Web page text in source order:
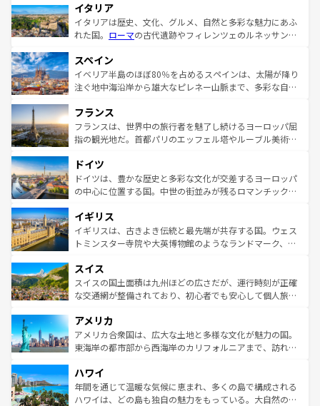
イタリア
イタリアは歴史、文化、グルメ、自然と多彩な魅力にあふ
れた国。 ローマの古代遺跡やフィレンツェのルネッサンス
ろん、トスカーナの美しい田園風景やアマルフィ海岸の絶
景など、自然景観も見逃せない。観光の合間には、本場の
ピザやパスタなど、絶品のイタリア料理を堪能することも
ませてくれるイタリアで、忘れられない旅をしてみよう！
なお、新着のイタリア情報はコンテンツ一覧 を参照してほ
しい。
スペイン
イベリア半島のほぼ80％を占めるスペインは、太陽が降り
注ぐ地中海沿岸から雄大なピレネー山脈まで、多彩な自然
文化が根付くこの国では、情熱的なフラメンコ、熱気あふ
れる闘牛、そして美味しいタパスが生活の一部となってい
る。首都マドリードの洗練された雰囲気や、バルセロナの
の城塞都市、穏やかなビーチリゾートまで多彩な表情を見
せる。地方によって風土や気候が異なるスペインはその個
性で訪れる人を魅了する。 なお、新着のスペイン情報はコ
フランス
フランスは、世界中の旅行者を魅了し続けるヨーロッパ屈
指の観光地だ。首都パリのエッフェル塔やルーブル美術館
で、幅広い魅力が詰まっている。華麗な宮殿、歴史的な大
聖堂、美しいビーチ、そして豊かな自然が、訪れる者を心
から魅了する。また、フランスは美食の国としても知ら
いる。シャンパンの発祥地であるランス、プロヴァンスの
香り高いラベンダー畑など、多彩な楽しみ方が可能だ。さ
らに、パリ以外の地域にも魅力が溢れており、どの街角に
れる地方に足を運ぶとそれぞれで全く異なる文化を体験で
きるだろう。 なお、新着のフランス情報はコンテンツ一覧
を参照してほしい。
ドイツ
ドイツは、豊かな歴史と多彩な文化が交差するヨーロッパ
の中心に位置する国。中世の街並みが残るロマンチック街
顔を持つこの国は、どこを歩いても飽きることがない。ベ
ルリンの文化的活気、バイエルン州のアルプスの絶景、そ
してライン川沿いのワイン畑といった風景は必見。ビール
は、お酒好きな人にはぜひ体験してほしい。 なお、新着の
ドイツ情報はコンテンツ一覧を参照してほしい。
イギリス
イギリスは、古きよき伝統と最先端が共存する国。ウェス
トミンスター寺院や大英博物館のようなランドマーク、歴
リアごとに異なる魅力がある。また、優雅なアフタヌーン
ティー、ビール好きにはたまらない英国パブ、サッカー観
戦など、本場だからこそできる体験も豊富。イギリスを旅
ンツ一覧を参照してほしい。
スイス
スイスの国土面積は九州ほどの広さだが、運行時刻が正確
な交通網が整備されており、初心者でも安心して個人旅行
の建物がそのまま残る町や、スイスならではのユニークな
博物館もあり、アルプス観光だけでなく町歩きも満喫する
ことができる。国民の所得が高いため物価も高いが、旅行
ば市内交通費無料で観光を楽しむこともできる。 なお、新
着のスイス情報はコンテンツ一覧 を参照してほしい。
アメリカ
アメリカ合衆国は、広大な土地と多様な文化が魅力の国。
東海岸の都市部から西海岸のカリフォルニアまで、訪れる
のような巨大都市は、観光、ショッピング、エンターテイ
ンメントが詰まった刺激的なスポットだ。一方、アメリカ
西部には大自然が広がり、グランドキャニオンやイエロー
ハワイ
年間を通じて温暖な気候に恵まれ、多くの島で構成される
ハワイは、どの島も独自の魅力をもっている。大自然の神